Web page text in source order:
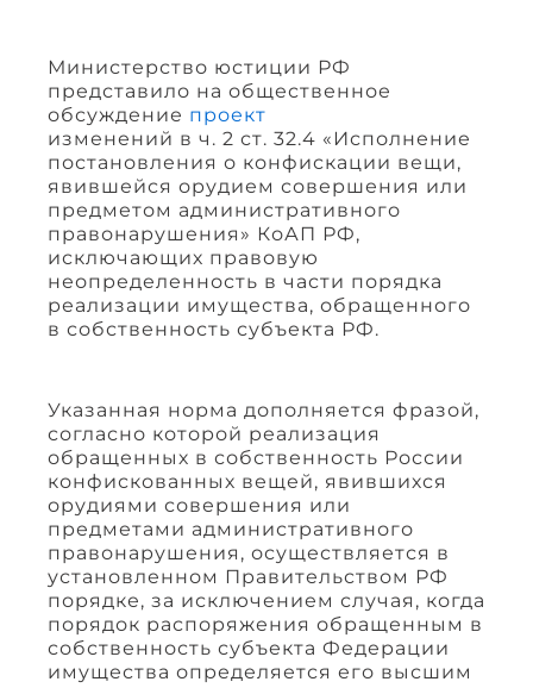
Министерство юстиции РФ
представило на общественное
обсуждение проект
изменений в ч. 2 ст. 32.4 «Исполнение
постановления о конфискации вещи,
явившейся орудием совершения или
предметом административного
правонарушения» КоАП РФ,
исключающих правовую
неопределенность в части порядка
реализации имущества, обращенного
в собственность субъекта РФ.
Указанная норма дополняется фразой,
согласно которой реализация
обращенных в собственность России
конфискованных вещей, явившихся
орудиями совершения или
предметами административного
правонарушения, осуществляется в
установленном Правительством РФ
порядке, за исключением случая, когда
порядок распоряжения обращенным в
собственность субъекта Федерации
имущества определяется его высшим